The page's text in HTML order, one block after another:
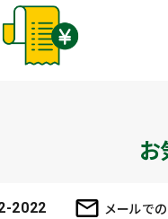
お
2022 メールで